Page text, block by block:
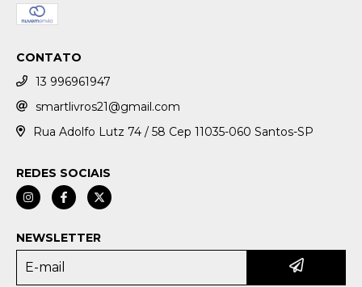
CONTATO
13 996961947
smartlivros21@gmail.com
Rua Adolfo Lutz 74 / 58 Cep 11035-060 Santos-SP
REDES SOCIAIS
NEWSLETTER